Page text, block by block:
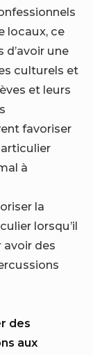
locaux, ce
d’avoir une
culturels et
et leurs
favoriser
à
la
lorsqu’il
avoir des
des
aux